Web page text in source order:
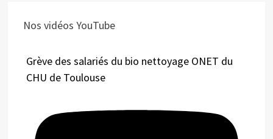
Nos vidéos YouTube
Grève des salariés du bio nettoyage ONET du
CHU de Toulouse